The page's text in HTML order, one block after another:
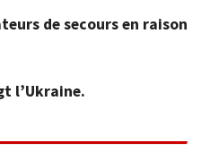
de secours en raison
l’Ukraine.